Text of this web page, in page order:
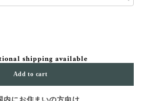
shipping available
Add to cart